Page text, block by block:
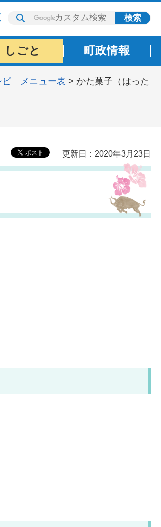
しごと 町政情報
ピ メニュー表 > かた菓子（はった
更新日：2020年3月23日